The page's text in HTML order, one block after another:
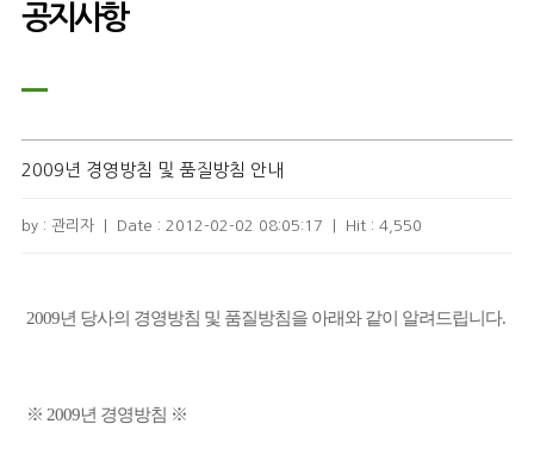
공지사항
2009년 경영방침 및 품질방침 안내
by : 관리자 Date : 2012-02-02 08:05:17 Hit : 4,550
2009년 당사의 경영방침 및 품질방침을 아래와 같이 알려드립니다.
※ 2009년 경영방침 ※